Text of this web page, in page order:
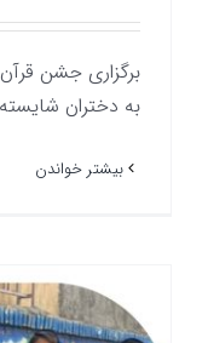
برگزاری جشن
به دختران
بیشتر خواندن